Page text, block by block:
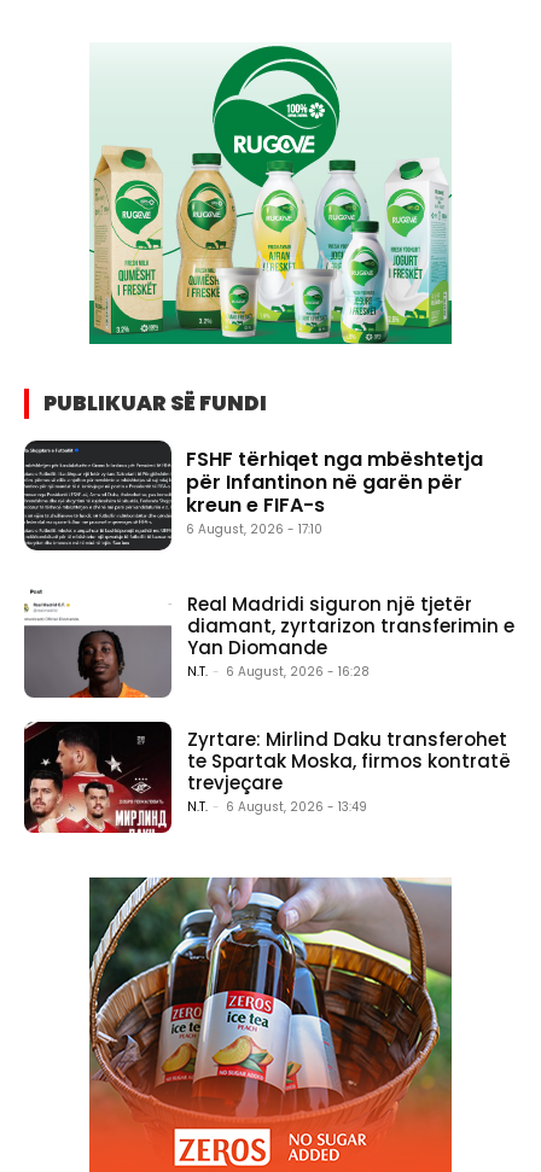
PUBLIKUAR SË FUNDI
FSHF tërhiqet nga mbështetja
për Infantinon në garën për
kreun e FIFA-s
6 August, 2026 - 17:10
Real Madridi siguron një tjetër
diamant, zyrtarizon transferimin e
Yan Diomande
N.T. - 6 August, 2026 - 16:28
Zyrtare: Mirlind Daku transferohet
te Spartak Moska, firmos kontratë
trevjeçare
N.T. - 6 August, 2026 - 13:49